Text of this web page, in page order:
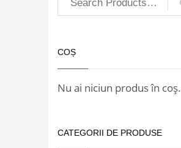
COȘ
Nu ai niciun produs în coș.
CATEGORII DE PRODUSE